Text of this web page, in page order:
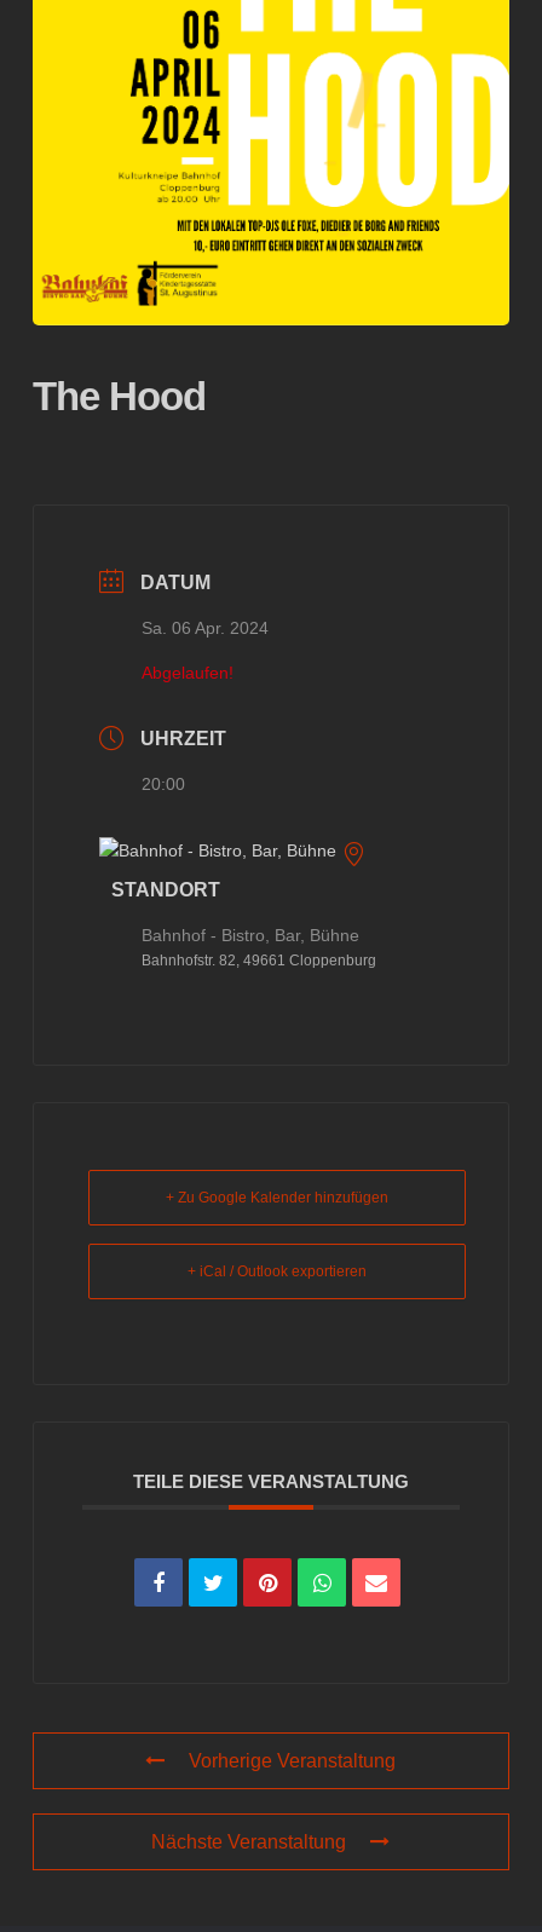
The Hood
DATUM
Sa. 06 Apr. 2024
Abgelaufen!
UHRZEIT
20:00
STANDORT
Bahnhof - Bistro, Bar, Bühne
Bahnhofstr. 82, 49661 Cloppenburg
+ Zu Google Kalender hinzufügen
+ iCal / Outlook exportieren
TEILE DIESE VERANSTALTUNG
Vorherige Veranstaltung
Nächste Veranstaltung